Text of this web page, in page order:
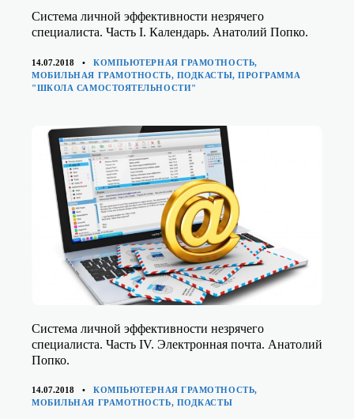
Система личной эффективности незрячего
специалиста. Часть I. Календарь. Анатолий Попко.
14.07.2018 КАТЕГОРИИ
КОМПЬЮТЕРНАЯ ГРАМОТНОСТЬ,
МОБИЛЬНАЯ ГРАМОТНОСТЬ, ПОДКАСТЫ,ПРОГРАММА
"ШКОЛА САМОСТОЯТЕЛЬНОСТИ"
Система личной эффективности незрячего
специалиста. Часть IV. Электронная почта. Анатолий
Попко.
14.07.2018 КАТЕГОРИИ
КОМПЬЮТЕРНАЯ ГРАМОТНОСТЬ,
МОБИЛЬНАЯ ГРАМОТНОСТЬ, ПОДКАСТЫ